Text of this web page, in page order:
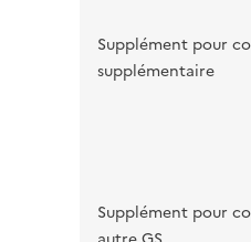
Supplément pour
supplémentaire
Supplément pour